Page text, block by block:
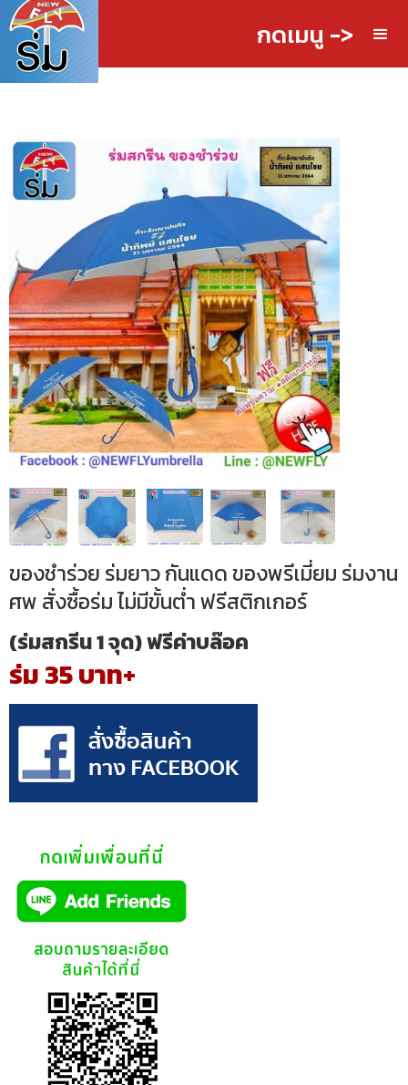
กดเมนู ->
ของชำร่วย ร่มยาว กันแดด ของพรีเมี่ยม ร่มงาน
ศพ สั่งซื้อร่ม ไม่มีขั้นต่ำ ฟรีสติกเกอร์
(ร่มสกรีน 1 จุด) ฟรีค่าบล๊อค
ร่ม 35 บาท+